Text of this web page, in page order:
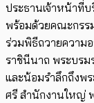
ประธานเจ้าหน้าที่
พร้อมด้วยคณะกรร
ร่วมพิธีถวายความ
ราชินีนาถ พระบร
และน้อมรำลึกถึงพ
ศรี สำนักงานใหญ่